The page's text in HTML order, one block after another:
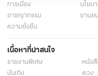
การเมือง
นโยบ
อาชญากรรม
ยานย
ความยั่งยืน
เนื้อหาที่น่าสนใจ
รายงานพิเศษ หนัง
บันเทิง
ดวง